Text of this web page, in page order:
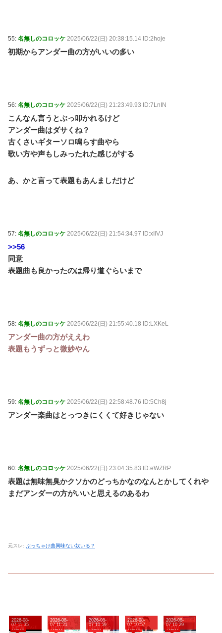
55: 名無しのコロッケ 2025/06/22(日) 20:38:15.14 ID:2hoje
初期からアンダー曲の方がいいの多い
56: 名無しのコロッケ 2025/06/22(日) 21:23:49.93 ID:7LnIN
こんなん言うとぶっ叩かれるけど
アンダー曲はダサくね？
古くさいギターソロ鳴らす曲やら
歌い方や声もしみったれた感じがする
あ、かと言って表題もあんましだけど
57: 名無しのコロッケ 2025/06/22(日) 21:54:34.97 ID:xIlVJ
>>56
同意
表題曲も良かったのは帰り道ぐらいまで
58: 名無しのコロッケ 2025/06/22(日) 21:55:40.18 ID:LXKeL
アンダー曲の方がええわ
表題もうずっと微妙やん
59: 名無しのコロッケ 2025/06/22(日) 22:58:48.76 ID:5Ch8j
アンダー楽曲はとっつきにくくて好きじゃない
60: 名無しのコロッケ 2025/06/22(日) 23:04:35.83 ID:eWZRP
表題は無味無臭かクソかのどっちかなのなんとかしてくれや
まだアンダーの方がいいと思えるのあるわ
元スレ: ぶっちゃけ曲興味ない奴いる？
NEW
2026-08-
07 11:35
NEW
2026-08-
07 11:21
NEW
2026-08-
07 10:59
NEW
2026-08-
07 10:57
NEW
2026-08-
07 10:29